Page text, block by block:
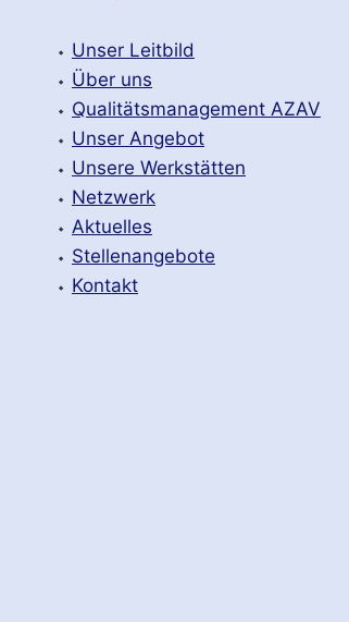
⬩ Unser Leitbild
⬩ Über uns
⬩ Qualitätsmanagement AZAV
⬩ Unser Angebot
⬩ Unsere Werkstätten
⬩ Netzwerk
⬩ Aktuelles
⬩ Stellenangebote
⬩ Kontakt